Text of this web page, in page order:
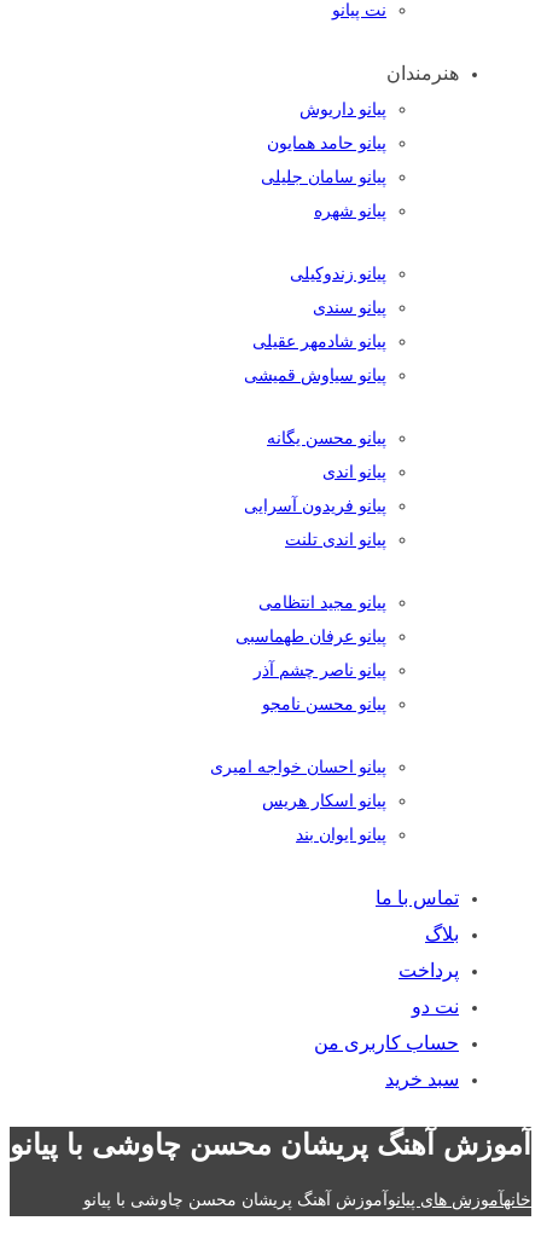
نت پیانو
هنرمندان
پیانو داریوش
پیانو حامد همایون
پیانو سامان جلیلی
پیانو شهره
پیانو زندوکیلی
پیانو سندی
پیانو شادمهر عقیلی
پیانو سیاوش قمیشی
پیانو محسن یگانه
پیانو اندی
پیانو فریدون آسرایی
پیانو اندی تلنت
پیانو مجید انتظامی
پیانو عرفان طهماسبی
پیانو ناصر چشم آذر
پیانو محسن نامجو
پیانو احسان خواجه امیری
پیانو اسکار هریس
پیانو ایوان بند
تماس با ما
بلاگ
پرداخت
نت دو
حساب کاربری من
سبد خرید
آموزش آهنگ پریشان محسن چاوشی با پیانو
خانهآموزش های پیانوآموزش آهنگ پریشان محسن چاوشی با پیانو